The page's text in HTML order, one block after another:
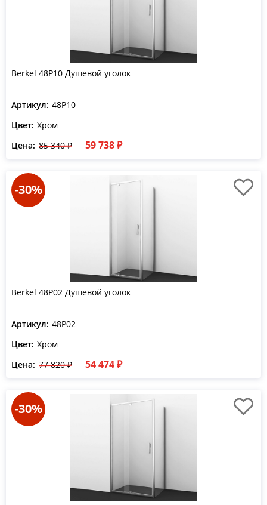
Berkel 48P10 Душевой уголок
Артикул: 48P10
Цвет: Хром
Цена: 85 340 ₽ 59 738 ₽
-30%
Berkel 48P02 Душевой уголок
Артикул: 48P02
Цвет: Хром
Цена: 77 820 ₽ 54 474 ₽
-30%